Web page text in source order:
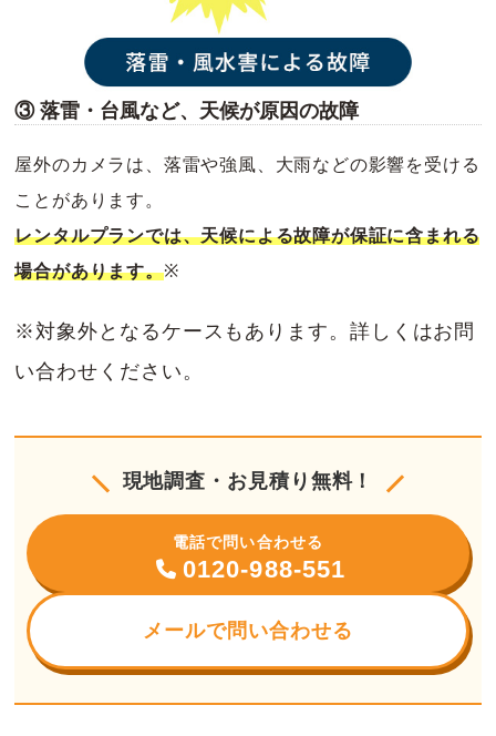
③ 落雷・台風など、天候が原因の故障
屋外のカメラは、落雷や強風、大雨などの影響を受ける
ことがあります。
レンタルプランでは、天候による故障が保証に含まれる
場合があります。※
※対象外となるケースもあります。詳しくはお問
い合わせください。
現地調査・お見積り無料！
電話で問い合わせる
0120-988-551
メールで問い合わせる